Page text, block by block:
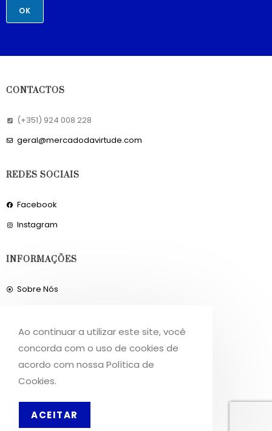
OK
CONTACTOS
(+351) 924 008 228
geral@mercadodavirtude.com
REDES SOCIAIS
Facebook
Instagram
INFORMAÇÕES
Sobre Nós
OS NOSSOS SERVIÇOS
Portes de Envio
PT
Ao continuar a utilizar este site, você
concorda com o uso de cookies de
acordo com nossa Política de
Cookies.
ACEITAR